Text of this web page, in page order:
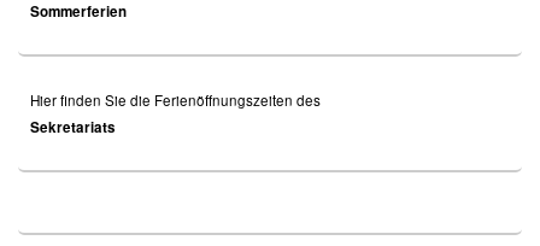
Sommerferien
Hier finden Sie die Ferienöffnungszeiten des
Sekretariats